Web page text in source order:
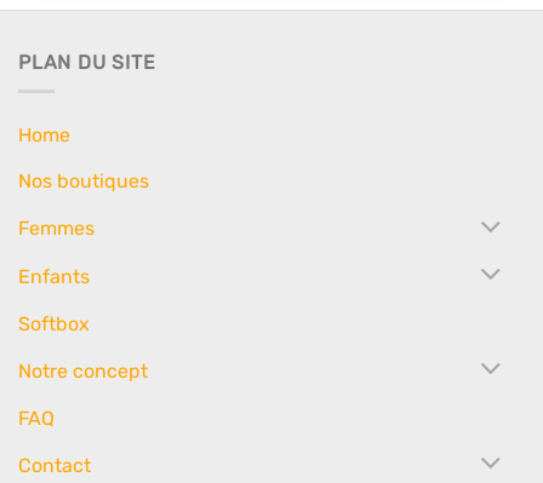
PLAN DU SITE
Home
Nos boutiques
Femmes
Enfants
Softbox
Notre concept
FAQ
Contact